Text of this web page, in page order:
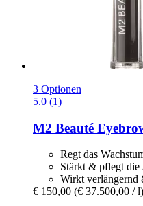
3 Optionen
5.0 (1)
M2 Beauté
Regt das
Stärkt & pflegt die
Wirkt verlängernd
€ 150,00 (€ 37.500,00 / l)